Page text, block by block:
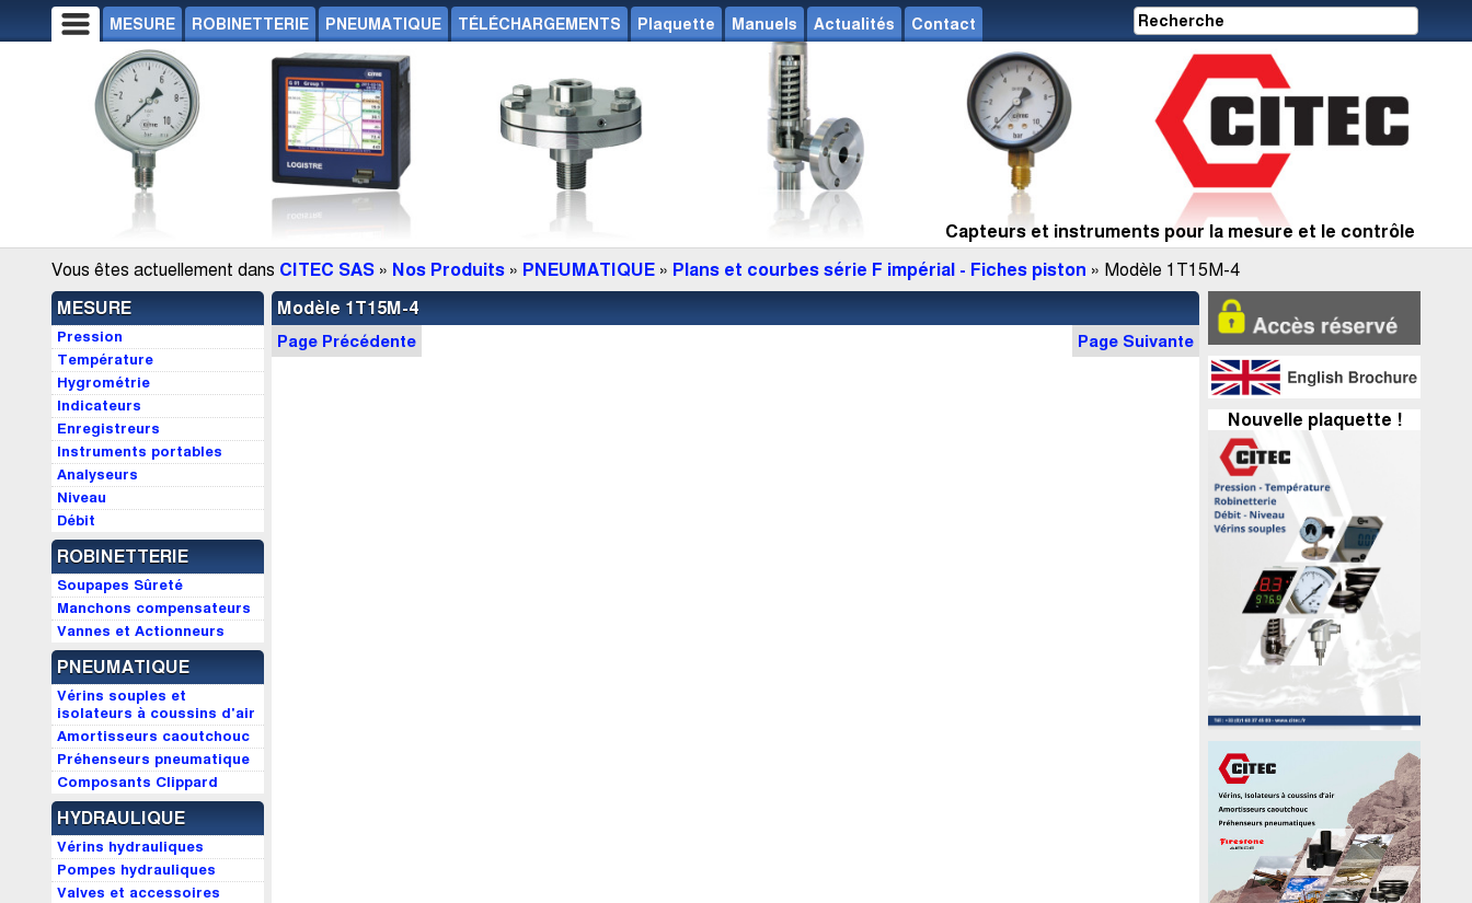
MESURE ROBINETTERIE PNEUMATIQUE TÉLÉCHARGEMENTS Plaquette Manuels Actualités Contact
Capteurs et instruments pour la mesure et le contrôle
Vous êtes actuellement dans CITEC SAS » Nos Produits » PNEUMATIQUE » Plans et courbes série F impérial - Fiches piston » Modèle 1T15M-4
MESURE
Pression
Température
Hygrométrie
Indicateurs
Enregistreurs
Instruments portables
Analyseurs
Niveau
Débit
ROBINETTERIE
Soupapes Sûreté
Manchons compensateurs
Vannes et Actionneurs
PNEUMATIQUE
Vérins souples et
isolateurs à coussins d'air
Amortisseurs caoutchouc
Préhenseurs pneumatique
Composants Clippard
HYDRAULIQUE
Vérins hydrauliques
Pompes hydrauliques
Valves et accessoires
Nouvelle plaquette !
Modèle 1T15M-4
Page Suivante
Page Précédente